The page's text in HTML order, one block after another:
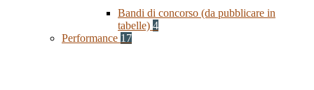
Bandi di concorso (da pubblicare in
tabelle) 4
Performance 17